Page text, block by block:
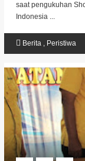
saat pengukuhan
Indonesia ...
Berita, Peristiwa